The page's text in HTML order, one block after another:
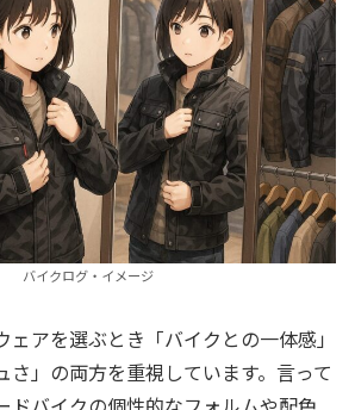
バイクログ・イメージ
アを選ぶとき「バイクとの一体感」
さ」の両方を重視しています。言って